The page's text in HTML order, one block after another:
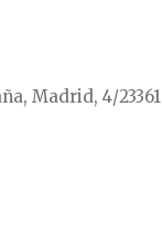
Madrid, 4/23361